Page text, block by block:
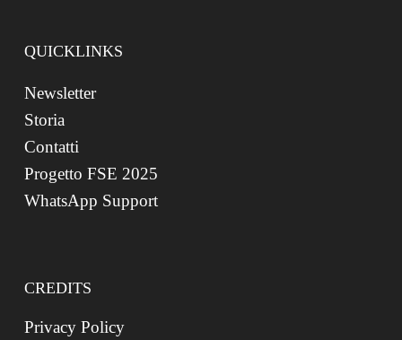
QUICKLINKS
Newsletter
Storia
Contatti
Progetto FSE 2025
WhatsApp Support
CREDITS
Privacy Policy